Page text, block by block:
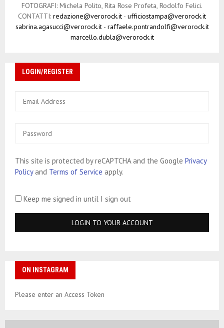
FOTOGRAFI: Michela Polito, Rita Rose Profeta, Rodolfo Felici.
CONTATTI: redazione@verorock.it - ufficiostampa@verorock.it
sabrina.agasucci@verorock.it- raffaele.pontrandolfi@verorock.it
marcello.dubla@verorock.it
LOGIN/REGISTER
This site is protected by reCAPTCHA and the Google Privacy
Policyand Terms of Service apply.
Keep me signed in until I sign out
ON INSTAGRAM
Please enter an Access Token